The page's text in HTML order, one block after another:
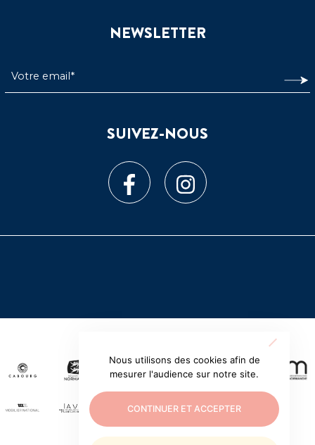
NEWSLETTER
SUIVEZ-NOUS
Nous utilisons des cookies afin de
mesurer l'audience sur notre site.
CONTINUER ET ACCEPTER